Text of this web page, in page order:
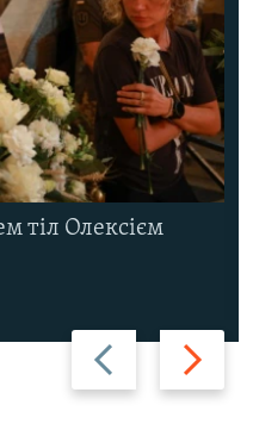
Назад Вперед
тіл Олексієм